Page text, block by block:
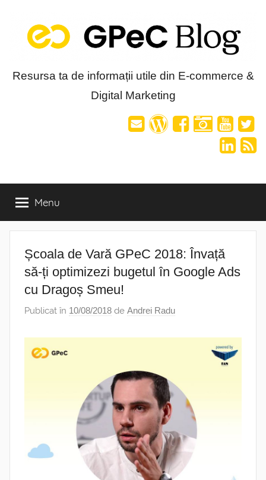
content
Blog-
Resursa ta de informații utile din E-commerce &
Digital Marketing
Menu
Școala de Vară GPeC 2018: Învață
să-ți optimizezi bugetul în Google Ads
cu Dragoș Smeu!
Publicat în 10/08/2018 de Andrei Radu